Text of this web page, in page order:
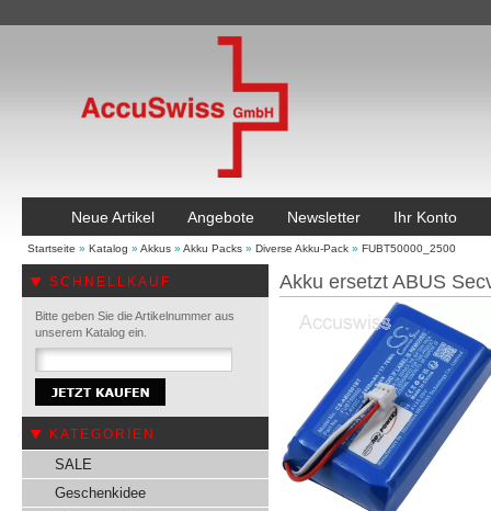
Neue Artikel Angebote Newsletter Ihr Konto
Startseite » Katalog » Akkus » Akku Packs » Diverse Akku-Pack » FUBT50000_2500
SCHNELLKAUF
Bitte geben Sie die Artikelnummer aus
unserem Katalog ein.
KATEGORIEN
SALE
Geschenkidee
Akku ersetzt ABUS